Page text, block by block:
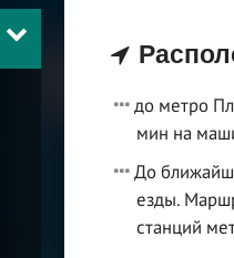
до метро
мин на
До
езды.
станций